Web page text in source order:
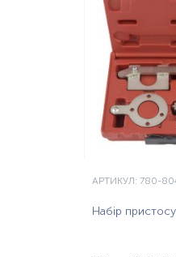
АРТИКУЛ: 780-
Набір